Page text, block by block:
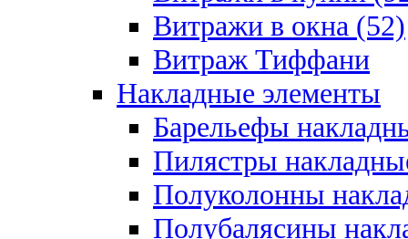
Витражи в окна (52)
Витраж Тиффани
Накладные элементы
Барельефы
Пилястры
Полуколонны
Полубалясины